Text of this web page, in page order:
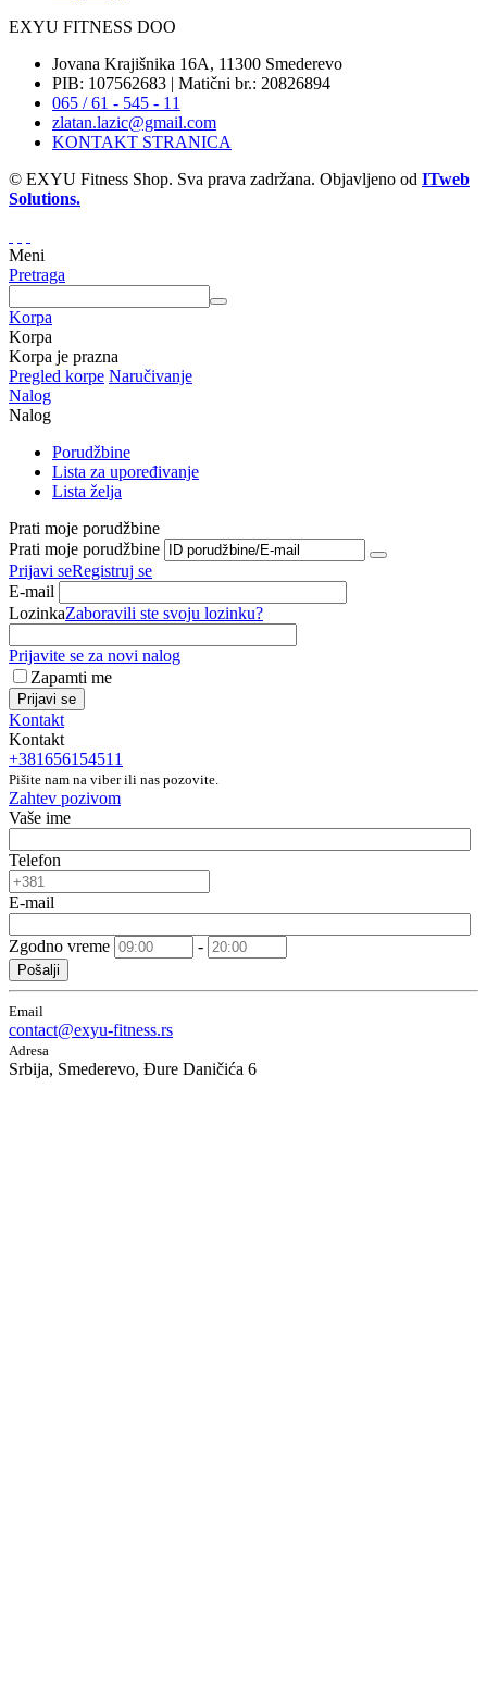
EXYU FITNESS DOO
Jovana Krajišnika 16A, 11300 Smederevo
PIB: 107562683 | Matični br.: 20826894
065 / 61 - 545 - 11
zlatan.lazic@gmail.com
KONTAKT STRANICA
© EXYU Fitness Shop. Sva prava zadržana. Objavljeno od ITweb
Solutions.
Meni
Pretraga
Korpa
Korpa
Korpa je prazna
Pregled korpe Naručivanje
Nalog
Nalog
Porudžbine
Lista za upoređivanje
Lista želja
Prati moje porudžbine
Prati moje porudžbine
Prijavi seRegistruj se
E-mail
LozinkaZaboravili ste svoju lozinku?
Prijavite se za novi nalog
Zapamti me
Prijavi se
Kontakt
Kontakt
+381656154511
Pišite nam na viber ili nas pozovite.
Zahtev pozivom
Vaše ime
Telefon
E-mail
Zgodno vreme -
Pošalji
Email
contact@exyu-fitness.rs
Adresa
Srbija, Smederevo, Đure Daničića 6